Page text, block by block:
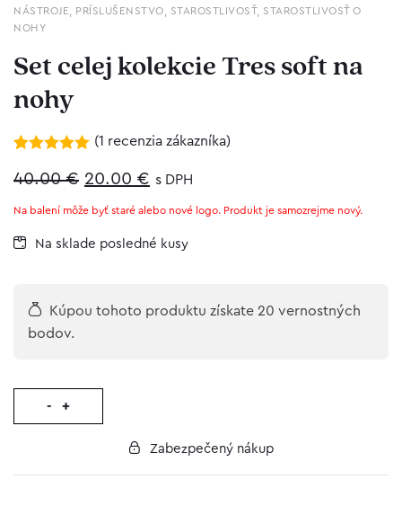
NÁSTROJE PRÍSLUŠENSTVO STAROSTLIVOSŤ, STAROSTLIVOSŤ O
NOHY
Set celej kolekcie Tres soft na
nohy
5.00z 5 na
zákazníckej
(1 recenzia zákazníka)
40.00€ Original
price
was:
20.00 € Current
price
is:
s DPH
Na balení môže byť staré alebo nové logo. Produkt je samozrejme nový.
Na sklade posledné kusy
Kúpou tohoto produktu získate 20 vernostných
bodov.
- +
Zabezpečený nákup